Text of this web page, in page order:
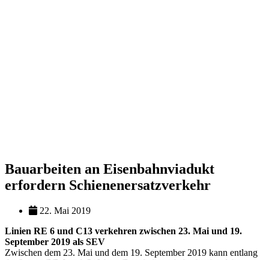
Bauarbeiten an Eisenbahnviadukt
erfordern Schienenersatzverkehr
22. Mai 2019
Linien RE 6 und C13 verkehren zwischen 23. Mai und 19.
September 2019 als SEV
Zwischen dem 23. Mai und dem 19. September 2019 kann entlang